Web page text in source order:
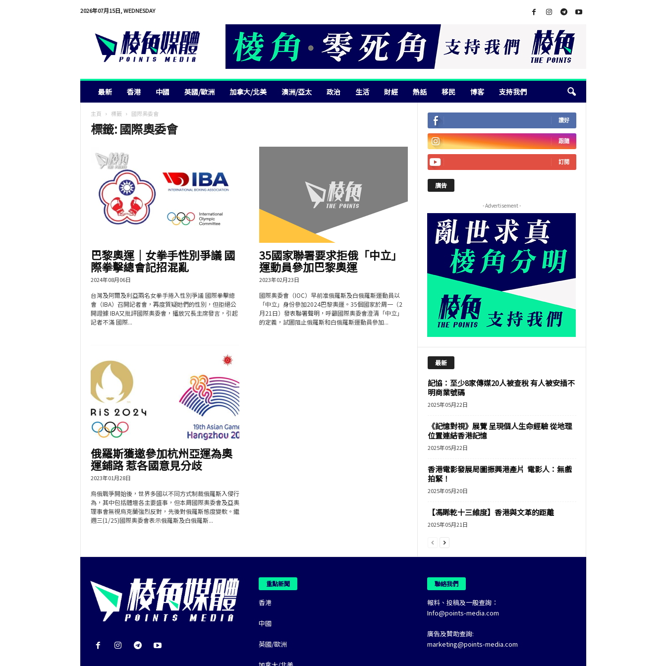
2026年07月15日, WEDNESDAY
最新 香港 中國 英國/歐洲 加拿大/北美 澳洲/亞太 政治 生活 財經 熱話 移民 博客 支持我們
主頁 標籤 國際奧委會
標籤: 國際奧委會
巴黎奧運｜女拳手性別爭議 國
際拳擊總會記招混亂
2024年08月06日
台灣及阿爾及利亞兩名女拳手捲入性別爭議 國際拳擊總
會（IBA）召開記者會，再度質疑她們的性別，但拒絕公
開證據 IBA又批評國際奧委會，播放冗長主席發言，引起
記者不滿 國際...
35國家聯署要求拒俄「中立」
運動員參加巴黎奧運
2023年02月23日
國際奧委會（IOC）早前准俄羅斯及白俄羅斯運動員以
「中立」身份參加2024巴黎奧運。35個國家於周一（2
月21日）發表聯署聲明，呼籲國際奧委會澄清「中立」
的定義，試圖阻止俄羅斯和白俄羅斯運動員參加...
俄羅斯獲邀參加杭州亞運為奧
運鋪路 惹各國意見分歧
2023年01月28日
烏俄戰爭開始後，世界多國以不同方式制裁俄羅斯入侵行
為，其中包括體壇各主要盛事，但本周國際奧委會及亞奧
理事會無視烏克蘭強烈反對，先後對俄羅斯態度變軟。繼
週三(1/25)國際奧委會表示俄羅斯及白俄羅斯...
讚好
跟隨
訂閱
廣告
- Advertisement -
最新
記協：至少8家傳媒20人被查稅 有人被安插不
明商業號碼
2025年05月22日
《記憶對視》展覽 呈現個人生命經驗 從地理
位置連結香港記憶
2025年05月22日
香港電影發展局圖振興港產片 電影人：無戲
拍緊！
2025年05月20日
【馮睎乾十三維度】香港與文革的距離
2025年05月21日
重點新聞
香港
中國
英國/歐洲
聯絡我們
報料、投稿及一般查詢：
Info@points-media.com
廣告及贊助查詢:
marketing@points-media.com